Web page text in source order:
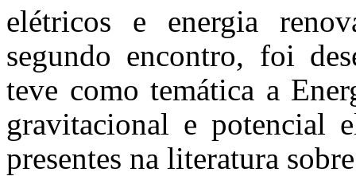
elétricos e energia
segundo encontro, foi
teve como temática a
gravitacional e potencial
presentes na literatura